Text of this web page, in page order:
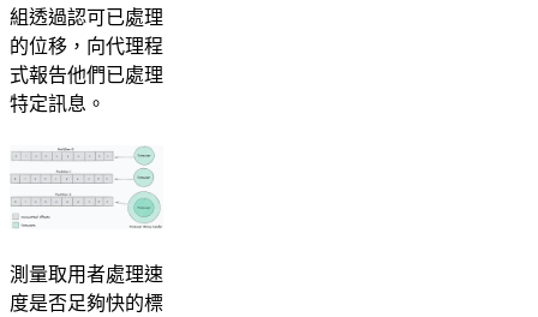
組透過認可已處理
的位移，向代理程
式報告他們已處理
特定訊息。
測量取用者處理速
度是否足夠快的標